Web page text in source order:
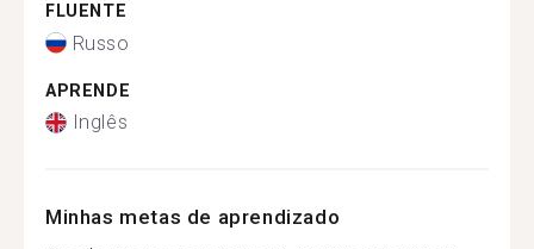
FLUENTE
Russo
APRENDE
Inglês
Minhas metas de aprendizado